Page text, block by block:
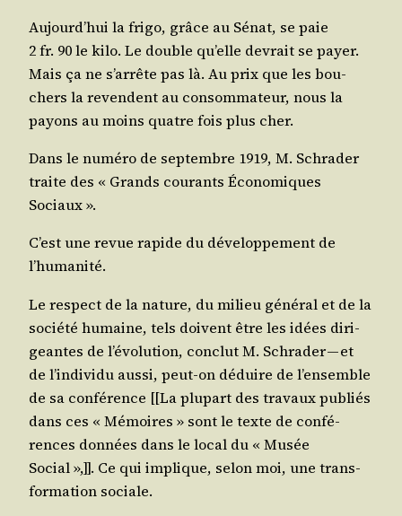
Aujourd’­hui la fri­go, grâce au Sénat, se paie
2 fr. 90 le kilo. Le double qu’elle devrait se payer.
Mais ça ne s’ar­rête pas là. Au prix que les bou­
chers la revendent au consom­ma­teur, nous la
payons au moins quatre fois plus cher.
Dans le numé­ro de sep­tembre 1919, M. Schra­der
traite des « Grands cou­rants Éco­no­miques
Sociaux ».
C’est une revue rapide du déve­lop­pe­ment de
l’humanité.
Le res­pect de la nature, du milieu géné­ral et de la
socié­té humaine, tels doivent être les idées diri­
geantes de l’é­vo­lu­tion, conclut M. Schra­der — et
de l’in­di­vi­du aus­si, peut-on déduire de l’en­semble
de sa confé­rence [[La plu­part des tra­vaux publiés
dans ces « Mémoires » sont le texte de confé­
rences don­nées dans le local du « Musée
Social »,]]. Ce qui implique, selon moi, une trans­
for­ma­tion sociale.